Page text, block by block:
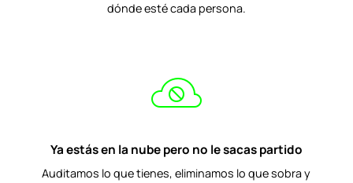
dónde esté cada persona.
Ya estás en la nube pero no le sacas partido
Auditamos lo que tienes, eliminamos lo que sobra y